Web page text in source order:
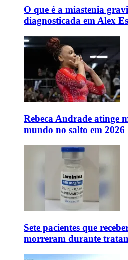
O que é a miastenia
diagnosticada em Alex
Rebeca Andrade atinge
mundo no salto em 2026
Sete pacientes que
morreram durante